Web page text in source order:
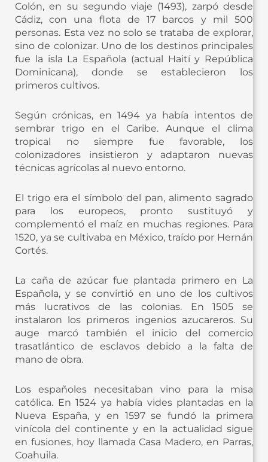
Colón, en su segundo viaje (1493), zarpó desde
Cádiz, con una flota de 17 barcos y mil 500
personas. Esta vez no solo se trataba de explorar,
sino de colonizar. Uno de los destinos principales
fue la isla La Española (actual Haití y República
Dominicana), donde se establecieron los
primeros cultivos.
Según crónicas, en 1494 ya había intentos de
sembrar trigo en el Caribe. Aunque el clima
tropical no siempre fue favorable, los
colonizadores insistieron y adaptaron nuevas
técnicas agrícolas al nuevo entorno.
El trigo era el símbolo del pan, alimento sagrado
para los europeos, pronto sustituyó y
complementó el maíz en muchas regiones. Para
1520, ya se cultivaba en México, traído por Hernán
Cortés.
La caña de azúcar fue plantada primero en La
Española, y se convirtió en uno de los cultivos
más lucrativos de las colonias. En 1505 se
instalaron los primeros ingenios azucareros. Su
auge marcó también el inicio del comercio
trasatlántico de esclavos debido a la falta de
mano de obra.
Los españoles necesitaban vino para la misa
católica. En 1524 ya había vides plantadas en la
Nueva España, y en 1597 se fundó la primera
vinícola del continente y en la actualidad sigue
en fusiones, hoy llamada Casa Madero, en Parras,
Coahuila.